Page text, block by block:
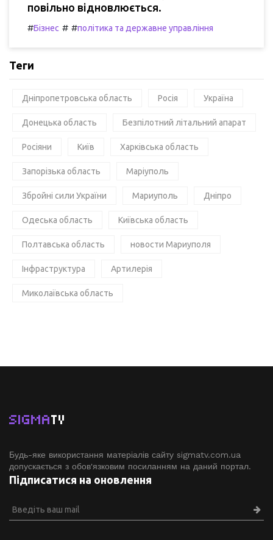
повільно відновлюється.
#Бізнес # #політика та державне управління
Теги
Дніпропетровська область Росія Україна
Донецька область Безпілотний літальний апарат
Росіяни Київ Харківська область
Запорізька область Маріуполь
Збройні сили України Мариуполь Дніпро
Одеська область Київська область
Полтавська область новости Мариуполя
Інфраструктура Артилерія
Миколаївська область
SIGMATV
Будь-яке використання матеріалів сайту sigmatv.com.ua
допускається з обов'язковим посиланням на даний портал.
Підписатися на оновлення